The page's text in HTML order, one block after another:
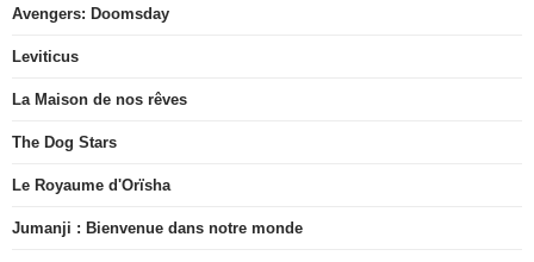
Avengers: Doomsday
Leviticus
La Maison de nos rêves
The Dog Stars
Le Royaume d'Orïsha
Jumanji : Bienvenue dans notre monde